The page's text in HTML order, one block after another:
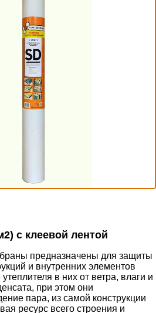
с клеевой лентой
предназначены для защиты
и внутренних элементов
в них от ветра, влаги и
при этом они
пара, из самой конструкции
ресурс всего строения и